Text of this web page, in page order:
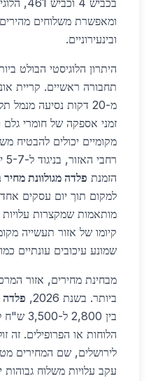
בכביש 4
ומאפשרת משלוחים מהירים
ובינעירוניים.
היתרון הלוגיסטי הבולט
תחבורה ראשיים. קריית
מ-20 דקות נסיעה
זמני אספקה של חומרי גלם
הזמנת פלדה מגולוונת מחיר
למקום תוך יום עסקים
מותאמות שמקצרות
קיומו של אזור תעשייה
שמונע עיכובים עונתיים כמו
מבחינת מחירים, אזור
ביותר. בשנת 2026,
פלדה
בין
עקב עלויות משלוח